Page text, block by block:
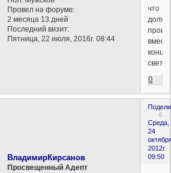
Провел на форуме:
2 месяца 13 дней
Последний визит:
Пятница, 22 июля, 2016г. 08:44
что
конца
света?
0
6
Среда,
24
2012г.
09:50
ВладимирКирсанов
Просвещенный Адепт